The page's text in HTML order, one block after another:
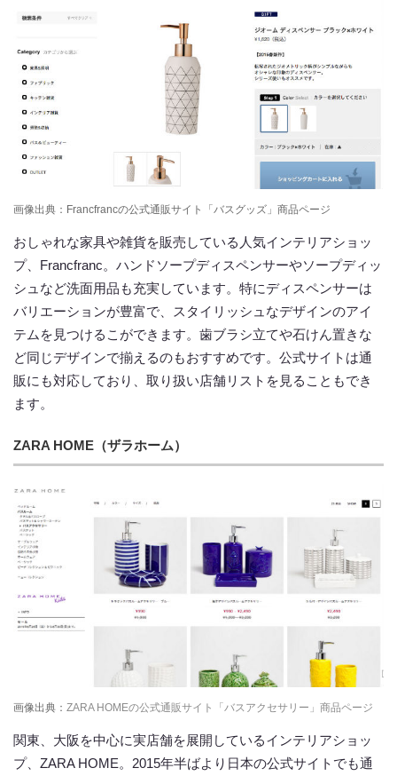
画像出典：Francfrancの公式通販サイト「バスグッズ」商品ページ
おしゃれな家具や雑貨を販売している人気インテリアショッ
プ、Francfranc。ハンドソープディスペンサーやソープディッ
シュなど洗面用品も充実しています。特にディスペンサーは
バリエーションが豊富で、スタイリッシュなデザインのアイ
テムを見つけるこができます。歯ブラシ立てや石けん置きな
ど同じデザインで揃えるのもおすすめです。公式サイトは通
販にも対応しており、取り扱い店舗リストを見ることもでき
ます。
ZARA HOME（ザラホーム）
画像出典： ZARA HOMEの公式通販サイト「バスアクセサリー」商品ページ
関東、大阪を中心に実店舗を展開しているインテリアショッ
プ、ZARA HOME。2015年半ばより日本の公式サイトでも通